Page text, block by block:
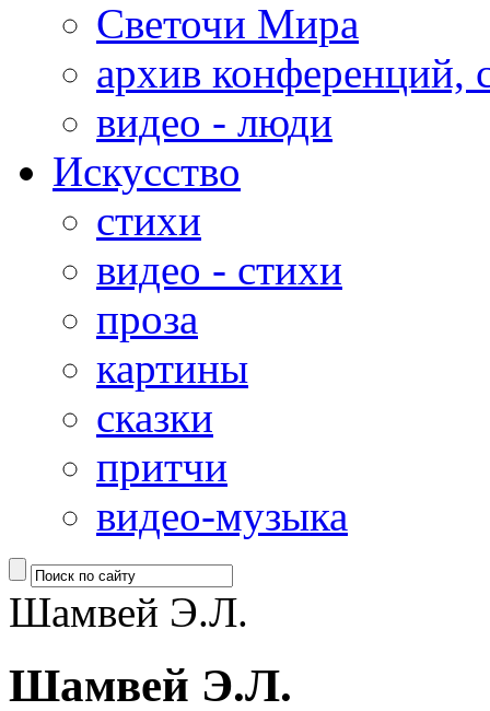
Светочи Мира
архив конференций,
видео - люди
Искусство
стихи
видео - стихи
проза
картины
сказки
притчи
видео-музыка
Шамвей Э.Л.
Шамвей Э.Л.